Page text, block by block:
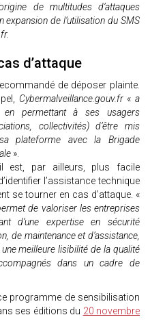
de multitudes d’attaques
de l’utilisation du SMS
d’attaque
de déposer plainte.
Cybermalveillance.gouv.fr« a
permettant à ses usagers
collectivités) d’être mis
plateforme avec la Brigade
».
est, par ailleurs, plus facile
l’assistance technique
se tourner en cas d’attaque. «
de valoriser les entreprises
d’une expertise en sécurité
de maintenance et d’assistance,
meilleure lisibilité de la qualité
dans un cadre de
programme de sensibilisation
ses éditions du 20 novembre